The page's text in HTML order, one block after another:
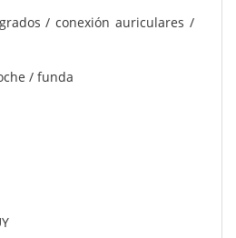
/ conexión auriculares /
/ funda